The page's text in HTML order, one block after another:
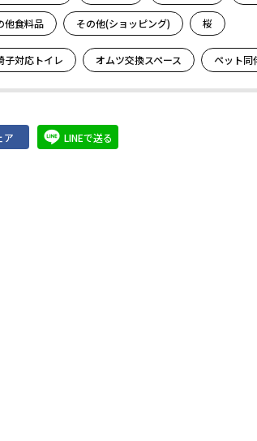
他食料品 その他(ショッピング) 桜
子対応トイレ オムツ交換スペース ペット同
ア LINEで送る